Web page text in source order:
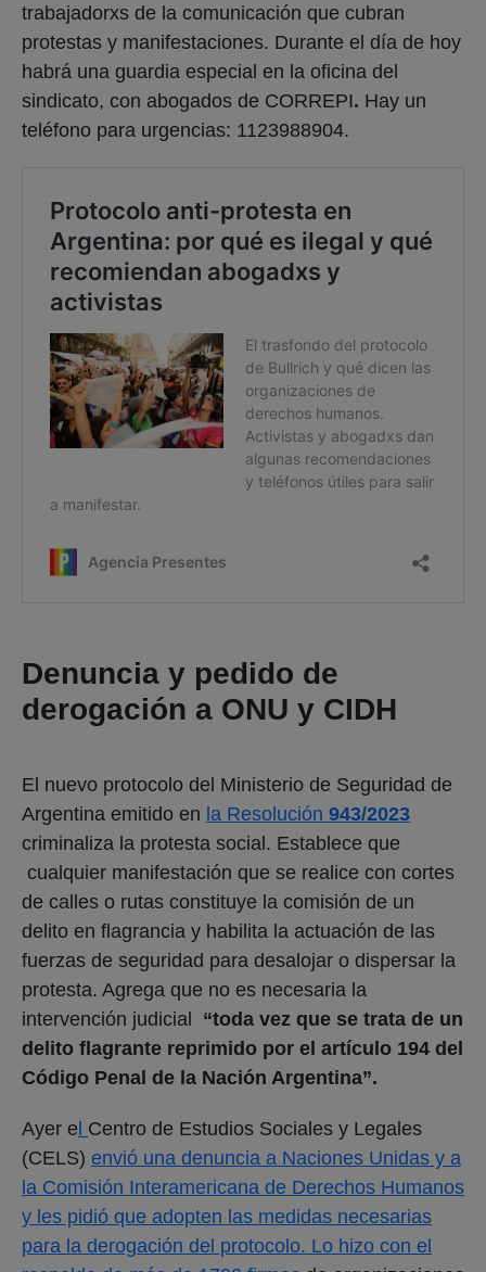
trabajadorxs de la comunicación que cubran
protestas y manifestaciones. Durante el día de hoy
habrá una guardia especial en la oficina del
sindicato, con abogados de CORREPI. Hay un
teléfono para urgencias: 1123988904.
Denuncia y pedido de
derogación a ONU y CIDH
El nuevo protocolo del Ministerio de Seguridad de
Argentina emitido en la Resolución 943/2023
criminaliza la protesta social. Establece que
cualquier manifestación que se realice con cortes
de calles o rutas constituye la comisión de un
delito en flagrancia y habilita la actuación de las
fuerzas de seguridad para desalojar o dispersar la
protesta. Agrega que no es necesaria la
intervención judicial “toda vez que se trata de un
delito flagrante reprimido por el artículo 194 del
Código Penal de la Nación Argentina”.
Ayer el Centro de Estudios Sociales y Legales
(CELS) envió una denuncia a Naciones Unidas y a
la Comisión Interamericana de Derechos Humanos
y les pidió que adopten las medidas necesarias
para la derogación del protocolo. Lo hizo con el